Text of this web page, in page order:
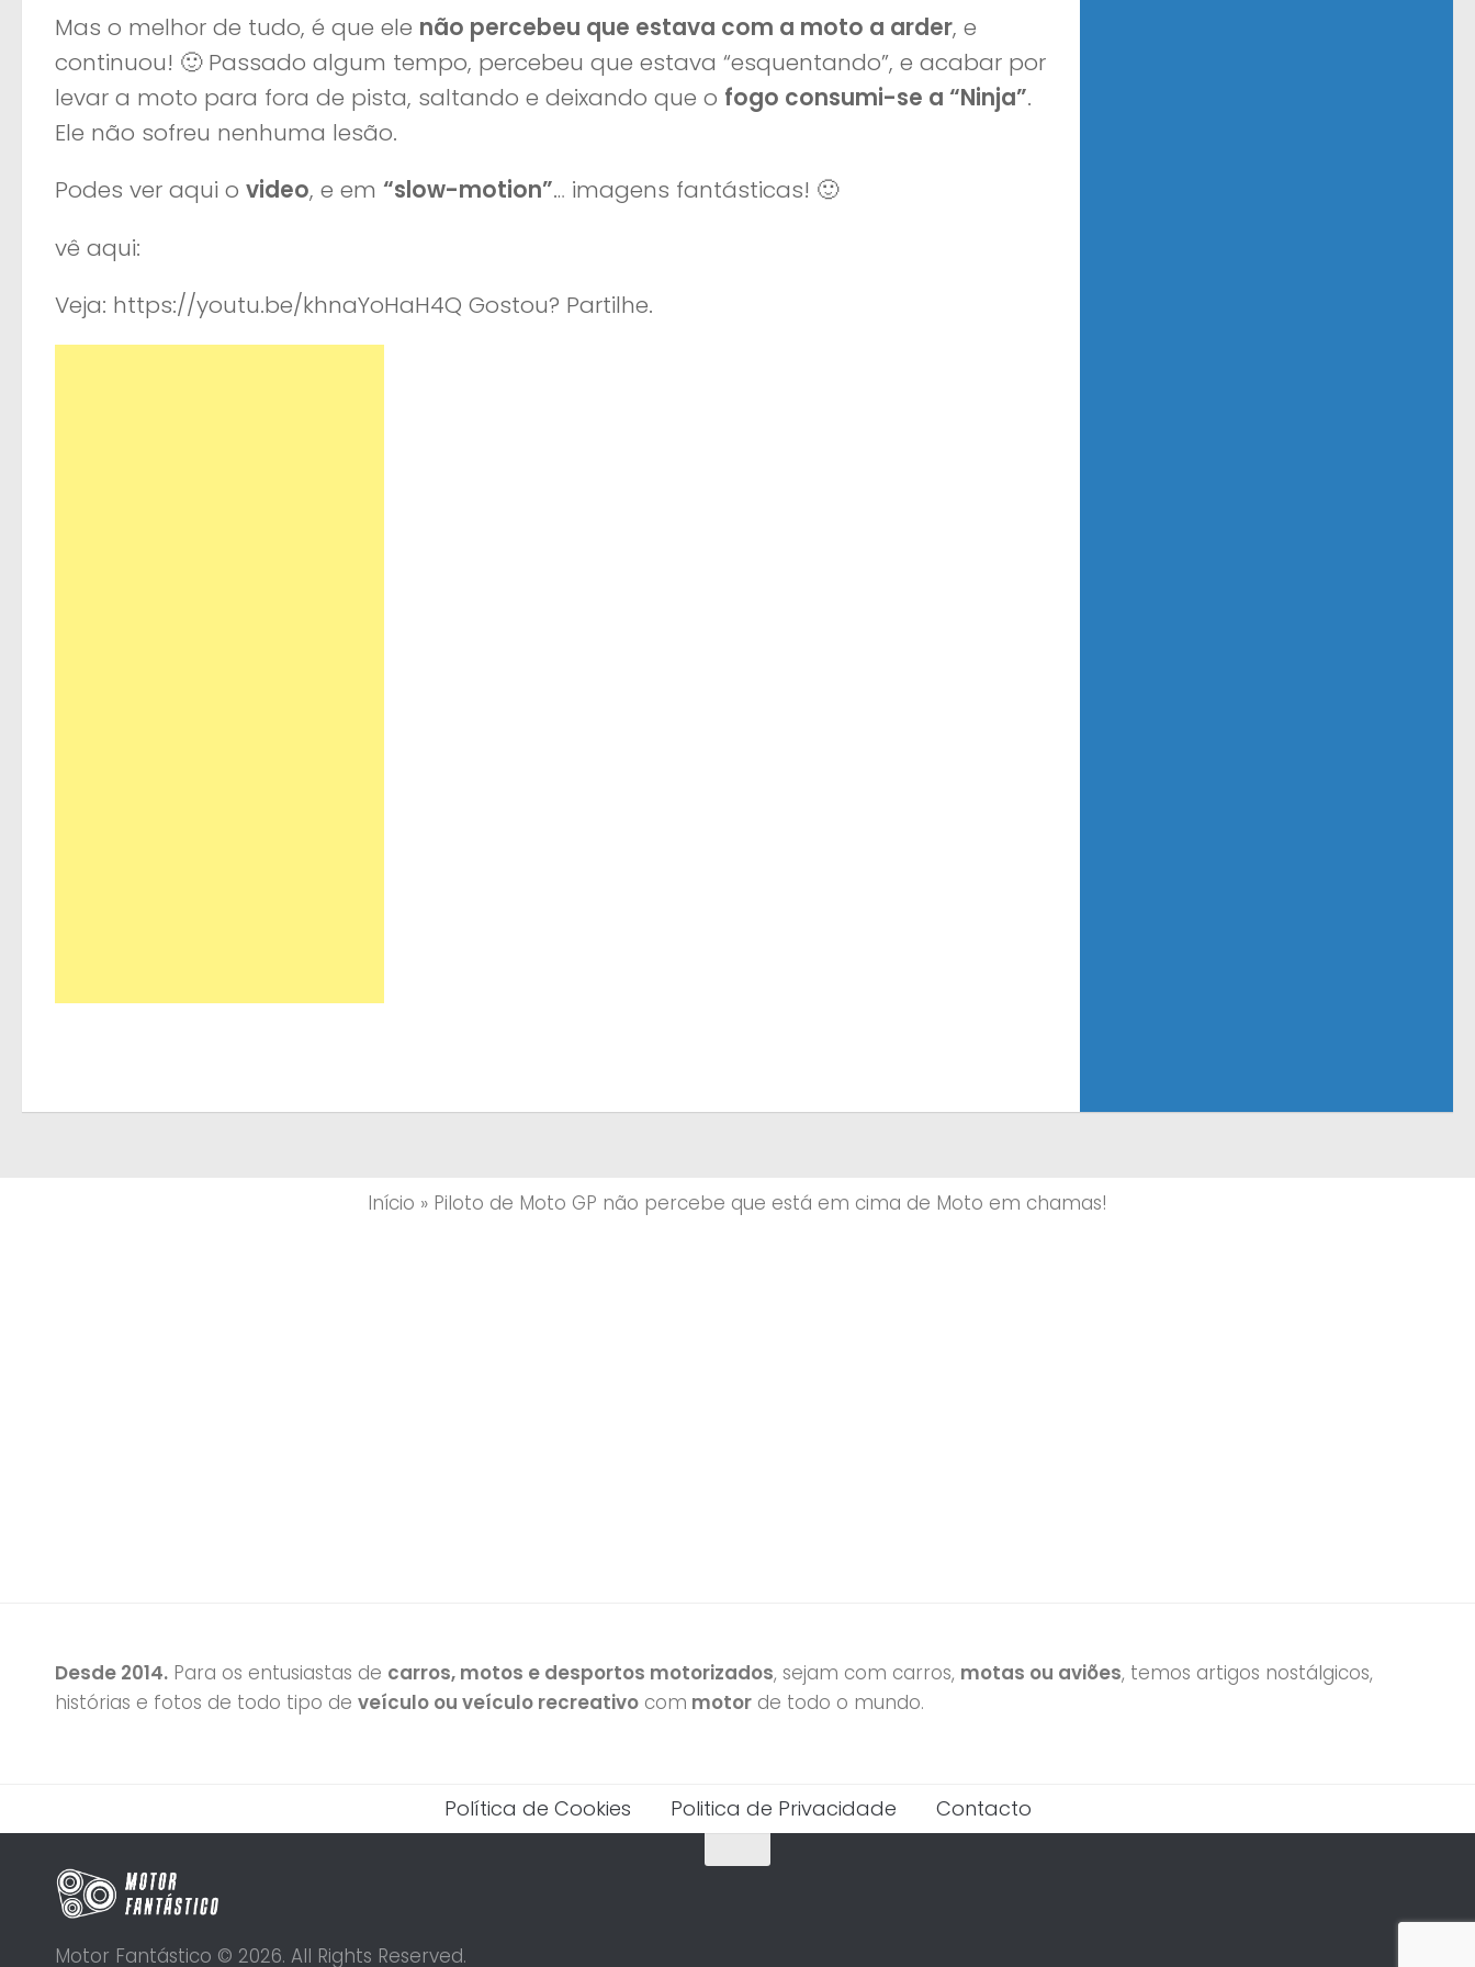
Mas o melhor de tudo, é que ele não percebeu que estava com a moto a arder, e
continuou! 🙂 Passado algum tempo, percebeu que estava “esquentando”, e acabar por
levar a moto para fora de pista, saltando e deixando que o fogo consumi-se a “Ninja”.
Ele não sofreu nenhuma lesão.
Podes ver aqui o video, e em “slow-motion”… imagens fantásticas! 🙂
vê aqui:
Veja: https://youtu.be/khnaYoHaH4Q Gostou? Partilhe.
Início » Piloto de Moto GP não percebe que está em cima de Moto em chamas!
Desde 2014. Para os entusiastas de carros, motos e desportos motorizados, sejam com carros, motas ou aviões, temos artigos nostálgicos,
histórias e fotos de todo tipo de veículo ou veículo recreativo com motor de todo o mundo.
Política de Cookies Politica de Privacidade Contacto
Motor Fantástico © 2026. All Rights Reserved.